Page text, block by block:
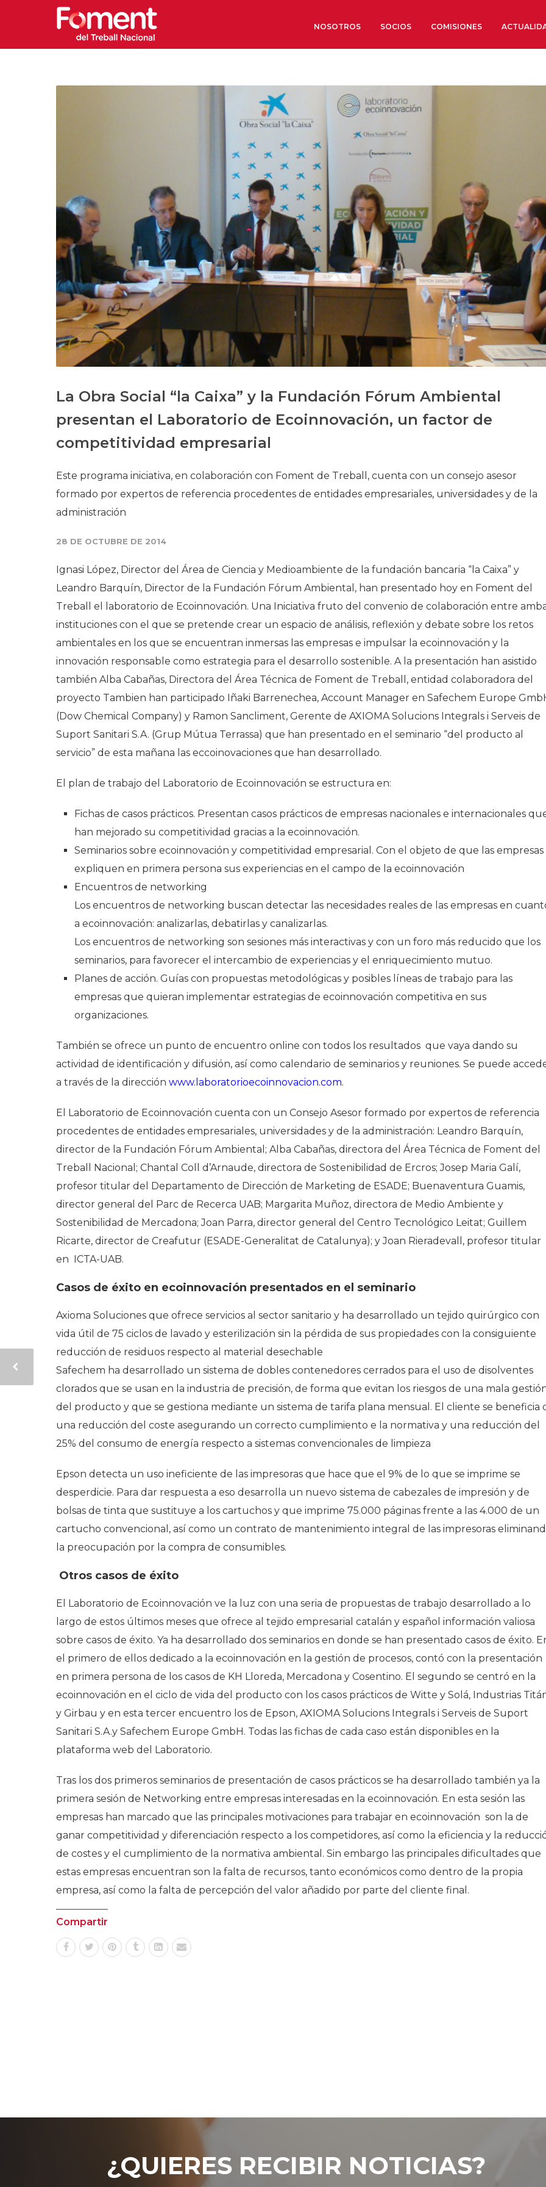
NOSOTROS
Sociedad Barcelonesa de
Económicos y Sociales
Organizaciones
Conoce más
Historia
Galería de Presidentes
Biblioteca Archivo
Sede Social
SOCIOS COMISIONES
La Obra Social “la Caixa” y la Fundación Fórum Ambiental
presentan el Laboratorio de Ecoinnovación, un factor de
competitividad empresarial
Este programa iniciativa, en colaboración con Foment de Treball, cuenta con un consejo asesor
formado por expertos de referencia procedentes de entidades empresariales, universidades y de la
administración
28 DE OCTUBRE DE 2014
Ignasi López, Director del Área de Ciencia y Medioambiente de la fundación bancaria “la Caixa” y
Leandro Barquín, Director de la Fundación Fórum Ambiental, han presentado hoy en Foment del
Treball el laboratorio de Ecoinnovación. Una Iniciativa fruto del convenio de colaboración entre
instituciones con el que se pretende crear un espacio de análisis, reflexión y debate sobre los retos
ambientales en los que se encuentran inmersas las empresas e impulsar la ecoinnovación y la
innovación responsable como estrategia para el desarrollo sostenible. A la presentación han asistido
también Alba Cabañas, Directora del Área Técnica de Foment de Treball, entidad colaboradora del
proyecto Tambien han participado Iñaki Barrenechea, Account Manager en Safechem Europe
(Dow Chemical Company) y Ramon Sancliment, Gerente de AXIOMA Solucions Integrals i Serveis de
Suport Sanitari S.A. (Grup Mútua Terrassa) que han presentado en el seminario “del producto al
servicio” de esta mañana las eccoinovaciones que han desarrollado.
El plan de trabajo del Laboratorio de Ecoinnovación se estructura en:
Fichas de casos prácticos. Presentan casos prácticos de empresas nacionales e internacionales
han mejorado su competitividad gracias a la ecoinnovación.
Seminarios sobre ecoinnovación y competitividad empresarial. Con el objeto de que las empresas
expliquen en primera persona sus experiencias en el campo de la ecoinnovación
Encuentros de networking
Los encuentros de networking buscan detectar las necesidades reales de las empresas en
a ecoinnovación: analizarlas, debatirlas y canalizarlas.
Los encuentros de networking son sesiones más interactivas y con un foro más reducido que los
seminarios, para favorecer el intercambio de experiencias y el enriquecimiento mutuo.
Planes de acción. Guías con propuestas metodológicas y posibles líneas de trabajo para las
empresas que quieran implementar estrategias de ecoinnovación competitiva en sus
organizaciones.
También se ofrece un punto de encuentro online con todos los resultados que vaya dando su
actividad de identificación y difusión, así como calendario de seminarios y reuniones. Se puede
a través de la dirección www.laboratorioecoinnovacion.com.
El Laboratorio de Ecoinnovación cuenta con un Consejo Asesor formado por expertos de referencia
procedentes de entidades empresariales, universidades y de la administración: Leandro Barquín,
director de la Fundación Fórum Ambiental; Alba Cabañas, directora del Área Técnica de Foment del
Treball Nacional; Chantal Coll d’Arnaude, directora de Sostenibilidad de Ercros; Josep Maria Galí,
profesor titular del Departamento de Dirección de Marketing de ESADE; Buenaventura Guamis,
director general del Parc de Recerca UAB; Margarita Muñoz, directora de Medio Ambiente y
Sostenibilidad de Mercadona; Joan Parra, director general del Centro Tecnológico Leitat; Guillem
Ricarte, director de Creafutur (ESADE-Generalitat de Catalunya); y Joan Rieradevall, profesor titular
en ICTA-UAB.
Casos de éxito en ecoinnovación presentados en el seminario
Axioma Soluciones que ofrece servicios al sector sanitario y ha desarrollado un tejido quirúrgico con
vida útil de 75 ciclos de lavado y esterilización sin la pérdida de sus propiedades con la consiguiente
reducción de residuos respecto al material desechable
Safechem ha desarrollado un sistema de dobles contenedores cerrados para el uso de disolventes
clorados que se usan en la industria de precisión, de forma que evitan los riesgos de una mala
del producto y que se gestiona mediante un sistema de tarifa plana mensual. El cliente se beneficia
una reducción del coste asegurando un correcto cumplimiento e la normativa y una reducción del
25% del consumo de energía respecto a sistemas convencionales de limpieza
Epson detecta un uso ineficiente de las impresoras que hace que el 9% de lo que se imprime se
desperdicie. Para dar respuesta a eso desarrolla un nuevo sistema de cabezales de impresión y de
bolsas de tinta que sustituye a los cartuchos y que imprime 75.000 páginas frente a las 4.000 de un
cartucho convencional, así como un contrato de mantenimiento integral de las impresoras
la preocupación por la compra de consumibles.
Otros casos de éxito
El Laboratorio de Ecoinnovación ve la luz con una seria de propuestas de trabajo desarrollado a lo
largo de estos últimos meses que ofrece al tejido empresarial catalán y español información valiosa
sobre casos de éxito. Ya ha desarrollado dos seminarios en donde se han presentado casos de éxito.
el primero de ellos dedicado a la ecoinnovación en la gestión de procesos, contó con la presentación
en primera persona de los casos de KH Lloreda, Mercadona y Cosentino. El segundo se centró en la
ecoinnovación en el ciclo de vida del producto con los casos prácticos de Witte y Solá, Industrias
y Girbau y en esta tercer encuentro los de Epson, AXIOMA Solucions Integrals i Serveis de Suport
Sanitari S.A.y Safechem Europe GmbH. Todas las fichas de cada caso están disponibles en la
plataforma web del Laboratorio.
Tras los dos primeros seminarios de presentación de casos prácticos se ha desarrollado también ya la
primera sesión de Networking entre empresas interesadas en la ecoinnovación. En esta sesión las
empresas han marcado que las principales motivaciones para trabajar en ecoinnovación son la de
ganar competitividad y diferenciación respecto a los competidores, así como la eficiencia y la
de costes y el cumplimiento de la normativa ambiental. Sin embargo las principales dificultades que
estas empresas encuentran son la falta de recursos, tanto económicos como dentro de la propia
empresa, así como la falta de percepción del valor añadido por parte del cliente final.
Compartir
¿QUIERES RECIBIR NOTICIAS?